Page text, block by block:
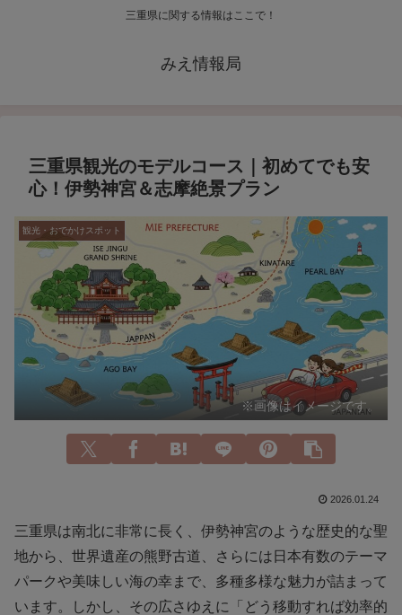
三重県に関する情報はここで！
みえ情報局
三重県観光のモデルコース｜初めてでも安
心！伊勢神宮＆志摩絶景プラン
観光・おでかけスポット
※画像はイメージです。
2026.01.24
三重県は南北に非常に長く、伊勢神宮のような歴史的な聖
地から、世界遺産の熊野古道、さらには日本有数のテーマ
パークや美味しい海の幸まで、多種多様な魅力が詰まって
います。しかし、その広さゆえに「どう移動すれば効率的